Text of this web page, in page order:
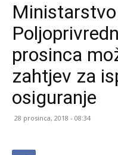
prosinca
zahtjev za
osiguranje
28 prosinca, 2018 - 08:34